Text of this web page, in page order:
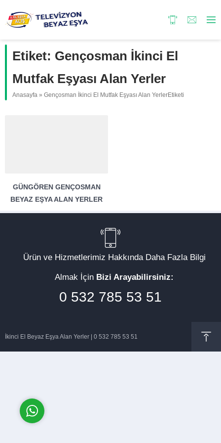
Etiket: Gençosman İkinci El
Mutfak Eşyası Alan Yerler
Anasayfa » Gençosman İkinci El Mutfak Eşyası Alan YerlerEtiketi
GÜNGÖREN GENÇOSMAN
BEYAZ EŞYA ALAN YERLER
Ürün ve Hizmetlerimiz Hakkında Daha Fazla Bilgi
Almak İçin Bizi Arayabilirsiniz:
0 532 785 53 51
İkinci El Beyaz Eşya Alan Yerler | 0 532 785 53 51